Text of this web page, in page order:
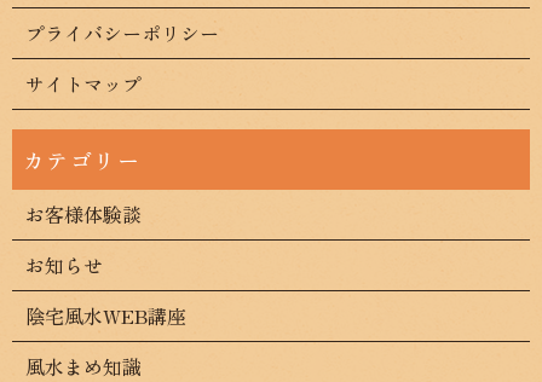
プライバシーポリシー
サイトマップ
お客様体験談
お知らせ
陰宅風水WEB講座
風水まめ知識